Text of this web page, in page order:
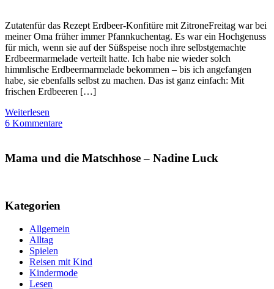
Zutatenfür das Rezept Erdbeer-Konfitüre mit ZitroneFreitag war bei
meiner Oma früher immer Pfannkuchentag. Es war ein Hochgenuss
für mich, wenn sie auf der Süßspeise noch ihre selbstgemachte
Erdbeermarmelade verteilt hatte. Ich habe nie wieder solch
himmlische Erdbeermarmelade bekommen – bis ich angefangen
habe, sie ebenfalls selbst zu machen. Das ist ganz einfach: Mit
frischen Erdbeeren […]
Weiterlesen
6 Kommentare
Mama und die Matschhose – Nadine Luck
Kategorien
Allgemein
Alltag
Spielen
Reisen mit Kind
Kindermode
Lesen